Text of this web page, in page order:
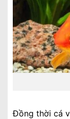
Đồng thời cá